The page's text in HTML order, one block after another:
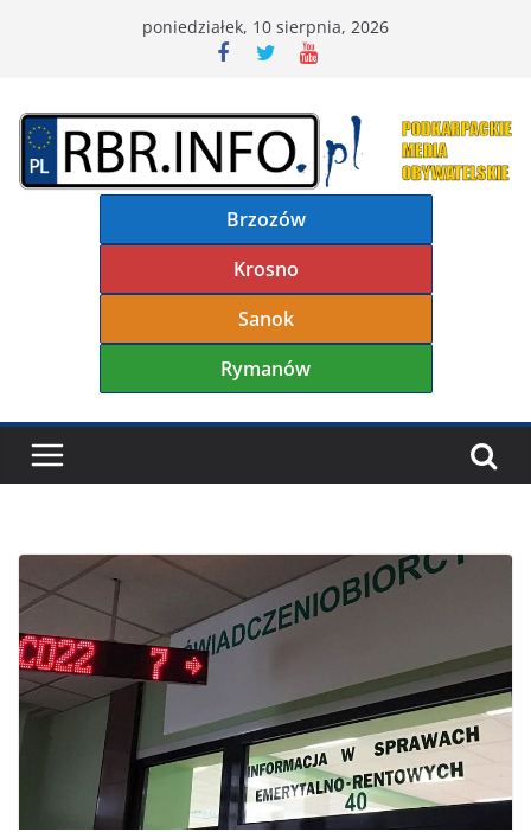
poniedziałek, 10 sierpnia, 2026
Brzozów
Krosno
Sanok
Rymanów